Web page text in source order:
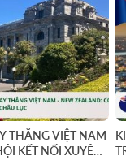
THẲNG VIỆT NAM
KẾT NỐI XUYÊN